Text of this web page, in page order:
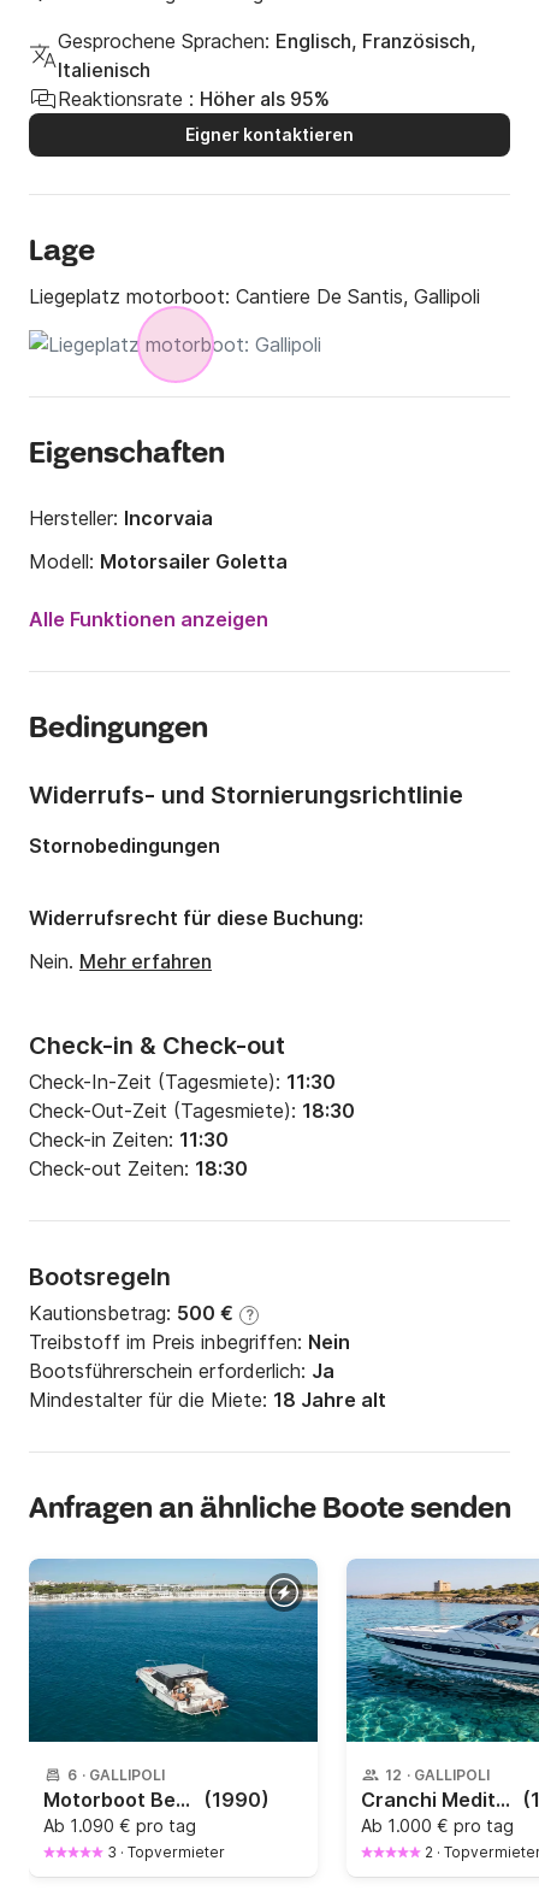
Gesprochene Sprachen: Englisch, Französisch,
Italienisch
Reaktionsrate : Höher als 95%
Eigner kontaktieren
Lage
Liegeplatz motorboot: Cantiere De Santis, Gallipoli
Eigenschaften
Hersteller: Incorvaia
Modell: Motorsailer Goletta
Motorleistung:
Anzahl Plätze an Bord:
Alle Funktionen anzeigen
Bedingungen
Check-in & Check-out
Check-In-Zeit (Tagesmiete): 11:30
Check-Out-Zeit (Tagesmiete): 18:30
Check-in Zeiten: 11:30
Check-out Zeiten: 18:30
Bootsregeln
Kautionsbetrag: 500 € ?
Treibstoff im Preis inbegriffen: Nein
Bootsführerschein erforderlich: Ja
Mindestalter für die Miete: 18 Jahre alt
Widerrufs- und Stornierungsrichtlinie
Stornobedingungen
Widerrufsrecht für diese Buchung:
Nein. Mehr erfahren
Anfragen an ähnliche Boote senden
6 · GALLIPOLI
Motorboot Bertram TROJAN 33 500PS (1990)
Ab 1.090 € pro tag
3 · Topvermieter
12 · GALLIPOLI
Cranchi Mediterranee 40
Ab 1.000 € pro tag
2 ·